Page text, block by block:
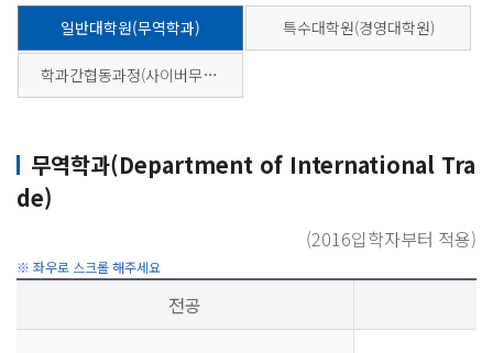
일반대학원(무역학과) 특수대학원(경영대학원)
학과간협동과정(사이버무역.지역학과)
무역학과(Department of International Tra
de)
(2016입학자부터 적용)
전공